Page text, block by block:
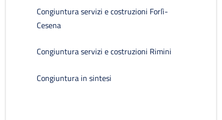
Congiuntura servizi e costruzioni Forlì-
Cesena
Congiuntura servizi e costruzioni Rimini
Congiuntura in sintesi